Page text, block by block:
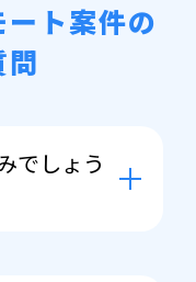
ト案件の
でしょう